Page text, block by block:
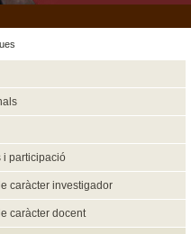
i participació
caràcter investigador
caràcter docent